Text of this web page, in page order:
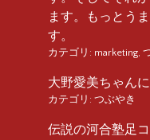
ます。もっとう
す。
カテゴリ: marketing
大野愛美ちゃん
カテゴリ: つぶやき
伝説の河合塾足